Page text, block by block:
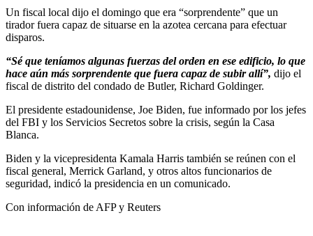
Un fiscal local dijo el domingo que era “sorprendente” que un
tirador fuera capaz de situarse en la azotea cercana para efectuar
disparos.
“Sé que teníamos algunas fuerzas del orden en ese edificio, lo que
hace aún más sorprendente que fuera capaz de subir allí”, dijo el
fiscal de distrito del condado de Butler, Richard Goldinger.
El presidente estadounidense, Joe Biden, fue informado por los jefes
del FBI y los Servicios Secretos sobre la crisis, según la Casa
Blanca.
Biden y la vicepresidenta Kamala Harris también se reúnen con el
fiscal general, Merrick Garland, y otros altos funcionarios de
seguridad, indicó la presidencia en un comunicado.
Con información de AFP y Reuters